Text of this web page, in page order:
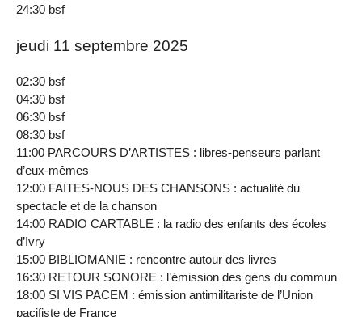
24:30 bsf
jeudi 11 septembre 2025
02:30 bsf
04:30 bsf
06:30 bsf
08:30 bsf
11:00 PARCOURS D’ARTISTES : libres‐penseurs parlant
d’eux‐mêmes
12:00 FAITES-NOUS DES CHANSONS : actualité du
spectacle et de la chanson
14:00 RADIO CARTABLE : la radio des enfants des écoles
d’Ivry
15:00 BIBLIOMANIE : rencontre autour des livres
16:30 RETOUR SONORE : l’émission des gens du commun
18:00 SI VIS PACEM : émission antimilitariste de l’Union
pacifiste de France